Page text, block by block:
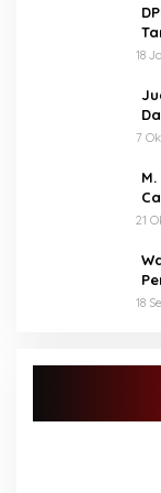
menang akan
perlombaan di
sekedar ajang
saja, melainkan
memahami dan
mengamalkan isi
dalam
hari, sesuai
“Melalui STQ ke-
Al-Qur’an,
Generasi yang
Bupati (Mus).
18
7
21
18
Wakil